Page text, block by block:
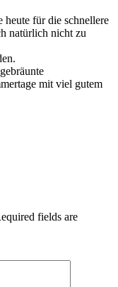
heute für die schnellere
natürlich nicht zu
mit viel gutem
fields are